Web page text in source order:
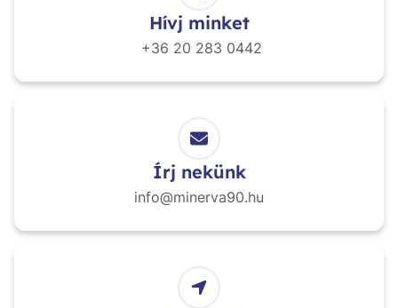
Hívj minket
+36 20 283 0442
Írj nekünk
info@minerva90.hu